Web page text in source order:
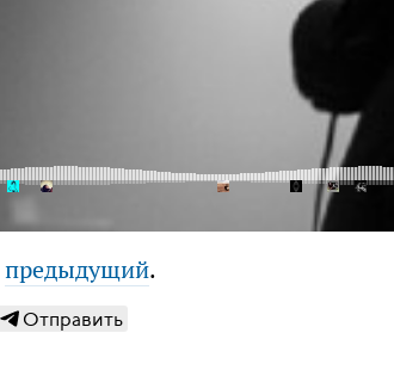
предыдущий.
Отправить